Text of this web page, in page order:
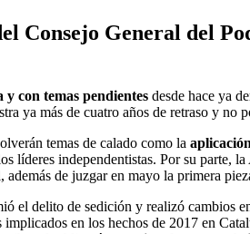
Consejo General del
con temas pendientes desde hace ya
ya más de cuatro años de retraso y
temas de calado como la
líderes independentistas. Por su parte,
de juzgar en mayo la primera
el delito de sedición y realizó cambios
en los hechos de 2017 en